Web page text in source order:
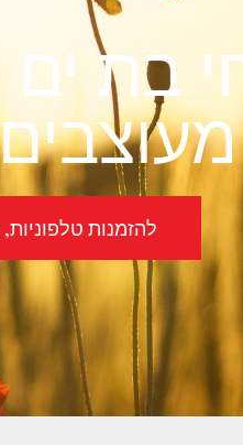
בת ים
להזמנות טלפוניות, ניתן